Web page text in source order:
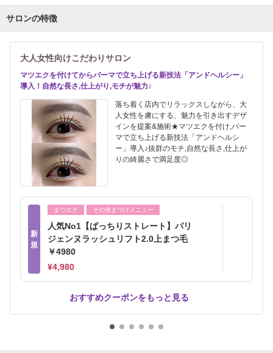
サロンの特徴
大人女性向けこだわりサロン
マツエクを付けてからパーマで立ち上げる新技法「アンドヘルシー」
導入！自然な長さ,仕上がり,モチが魅力♪
落ち着く店内でリラックスしながら、大
人女性を虜にする、魅力を引き出すデザ
インを提案&施術★マツエクを付け,パー
マで立ち上げる新技法「アンドヘルシ
ー」導入♪抜群のモチ,自然な長さ,仕上が
りの綺麗さで満足度◎
新
規
まつエク その他まつげメニュー
人気No1【ぱっちりストレート】パリ
ジェンヌラッシュリフト2.0上まつ毛
￥4980
¥4,980
おすすめクーポンをもっと見る